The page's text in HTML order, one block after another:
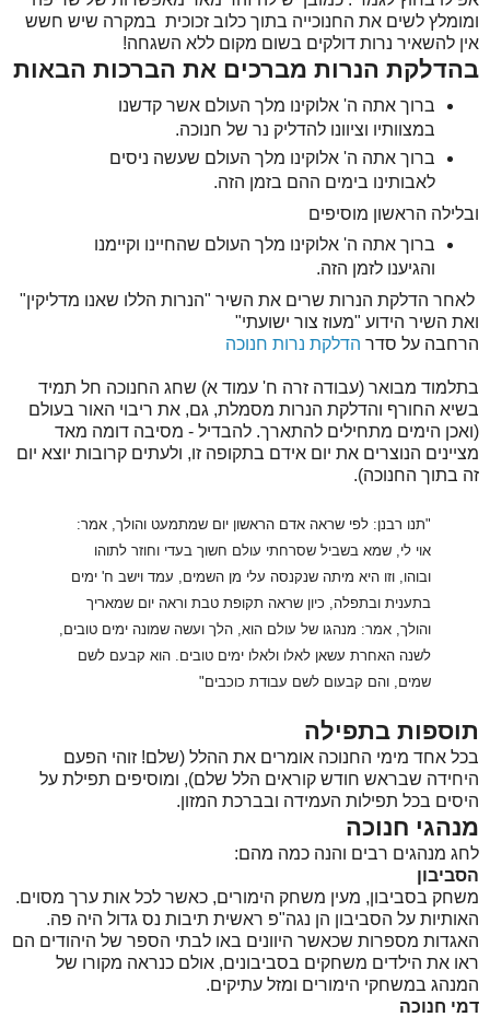
ומומלץ לשים את החנוכייה בתוך כלוב זכוכית במקרה שיש חשש
אין להשאיר נרות דולקים בשום מקום ללא השגחה!
בהדלקת הנרות מברכים את הברכות הבאות
ברוך אתה ה' אלוקינו מלך העולם אשר קדשנו
במצוותיו וציוונו להדליק נר של חנוכה.
ברוך אתה ה' אלוקינו מלך העולם שעשה ניסים
לאבותינו בימים ההם בזמן הזה.
ובלילה הראשון מוסיפים
ברוך אתה ה' אלוקינו מלך העולם שהחיינו וקיימנו
והגיענו לזמן הזה.
לאחר הדלקת הנרות שרים את השיר "הנרות הללו שאנו מדליקין"
ואת השיר הידוע "מעוז צור ישועתי"
הרחבה על סדר הדלקת נרות חנוכה
בתלמוד מבואר (עבודה זרה ח' עמוד א) שחג החנוכה חל תמיד
בשיא החורף והדלקת הנרות מסמלת, גם, את ריבוי האור בעולם
(ואכן הימים מתחילים להתארך. להבדיל - מסיבה דומה מאד
מציינים הנוצרים את יום אידם בתקופה זו, ולעתים קרובות יוצא יום
זה בתוך החנוכה).
"תנו רבנן: לפי שראה אדם הראשון יום שמתמעט והולך, אמר:
אוי לי, שמא בשביל שסרחתי עולם חשוך בעדי וחוזר לתוהו
ובוהו, וזו היא מיתה שנקנסה עלי מן השמים, עמד וישב ח' ימים
בתענית ובתפלה, כיון שראה תקופת טבת וראה יום שמאריך
והולך, אמר: מנהגו של עולם הוא, הלך ועשה שמונה ימים טובים,
לשנה האחרת עשאן לאלו ולאלו ימים טובים. הוא קבעם לשם
שמים, והם קבעום לשם עבודת כוכבים"
תוספות בתפילה
בכל אחד מימי החנוכה אומרים את ההלל (שלם! זוהי הפעם
היחידה שבראש חודש קוראים הלל שלם), ומוסיפים תפילת על
היסים בכל תפילות העמידה ובברכת המזון.
מנהגי חנוכה
לחג מנהגים רבים והנה כמה מהם:
הסביבון
משחק בסביבון, מעין משחק הימורים, כאשר לכל אות ערך מסוים.
האותיות על הסביבון הן נגה"פ ראשית תיבות נס גדול היה פה.
האגדות מספרות שכאשר היוונים באו לבתי הספר של היהודים הם
ראו את הילדים משחקים בסביבונים, אולם כנראה מקורו של
המנהג במשחקי הימורים ומזל עתיקים.
דמי חנוכה